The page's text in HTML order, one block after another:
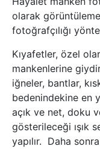
olarak
fotoğrafçılığı
Kıyafetler, özel
mankenlerine
iğneler, bantlar,
bedenindekine en
açık ve net, doku
gösterileceği ışık
yapılır. Daha